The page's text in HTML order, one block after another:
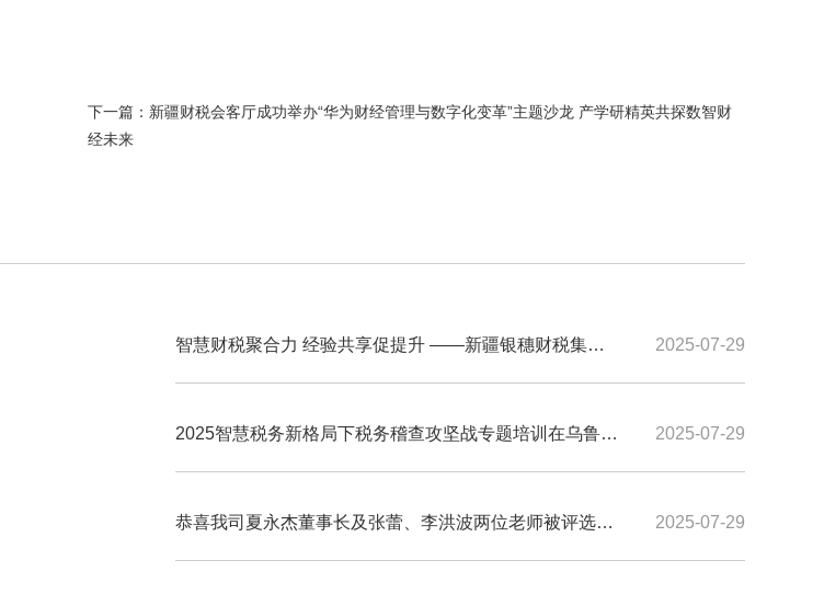
下一篇： 新疆财税会客厅成功举办“华为财经管理与数字化变革”主题沙龙 产学研精英共探数智财
经未来
2025-07-29
智慧财税聚合力 经验共享促提升 ——新疆银穗财税集团
与乌苏天山昭阳公司开展深度业务交流
2025-07-29
2025智慧税务新格局下税务稽查攻坚战专题培训在乌鲁木
齐成功举办
2025-07-29
恭喜我司夏永杰董事长及张蕾、李洪波两位老师被评选为
新疆财经大学研究生导师（校外）